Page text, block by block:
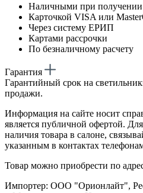
Наличными при получении
Карточкой VISA или
Через систему ЕРИП
Картами рассрочки
По безналичному расчету
Гарантия
Гарантийный срок на
продажи.
Информация на сайте носит
является публичной офертой.
наличия товара в салоне,
указанным в контактах
Товар можно приобрести по
Импортер: ООО "Орионлайт",